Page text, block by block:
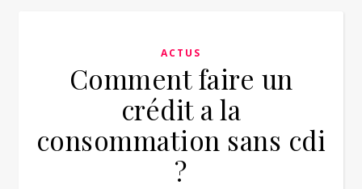
ACTUS
Comment faire un
crédit a la
consommation sans cdi
?